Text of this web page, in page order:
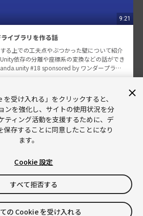
9:21
イブラリを作る話
る上での工夫点やぶつかった壁について紹介
依存の分離や座標系の変換などの話ができ
#18 sponsored by ワンダープラネ
Technologies
イバシーポリシー Cookies
を受け入れる」をクリックすると、
ンを強化し、サイトの使用状況を分
ティング活動を支援するために、デ
保存することに同意したことになり
ます。
Cookie 設定
すべて拒否する
の Cookie を受け入れる